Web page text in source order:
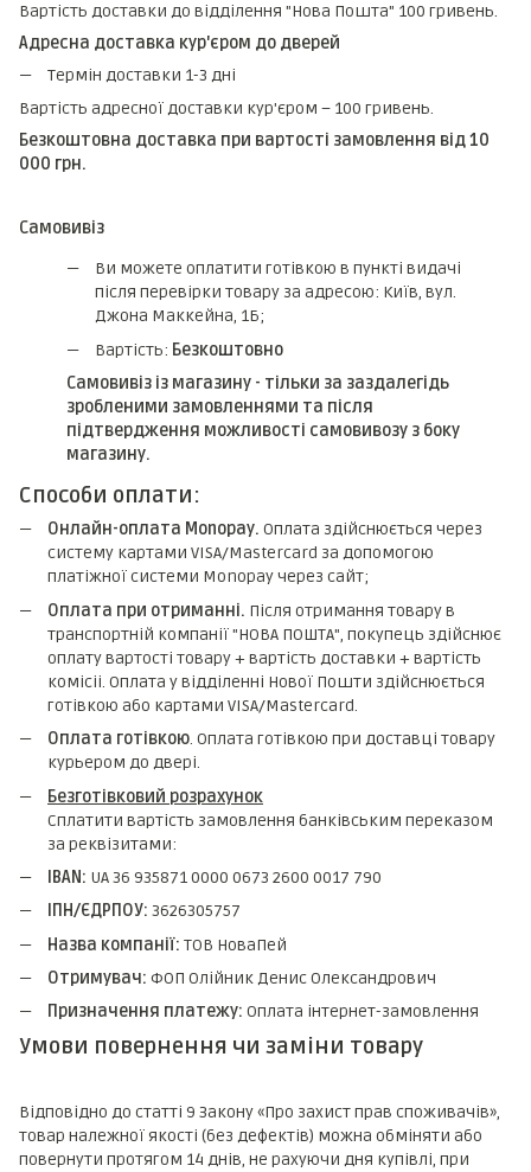
Вартість доставки до відділення "Нова Пошта" 100 гривень.
Адресна доставка кур'єром до дверей
Термін доставки 1-3 дні
Вартість адресної доставки кур'єром – 100 гривень.
Безкоштовна доставка при вартості замовлення від 10
000 грн.
Самовивіз
Ви можете оплатити готівкою в пункті видачі
після перевірки товару за адресою: Київ, вул.
Джона Маккейна, 1Б;
Вартість: Безкоштовно
Самовивіз із магазину - тільки за заздалегідь
зробленими замовленнями та після
підтвердження можливості самовивозу з боку
магазину.
Способи оплати:
Онлайн-оплата Monopay. Оплата здійснюється через
систему картами VISA/Mastercard за допомогою
платіжної системи Monopay через сайт;
Оплата при отриманні. Після отримання товару в
транспортній компанії "НОВА ПОШТА", покупець здійснює
оплату вартості товару + вартість доставки + вартість
комicii. Оплата у відділенні Нової Пошти здійснюється
готівкою або картами VISA/Mastercard.
Оплата готівкою. Оплата готівкою при доставці товару
курьером до двері.
Безготівковий розрахунок
Сплатити вартість замовлення банківським переказом
за реквізитами:
IBAN: UA 36 935871 0000 0673 2600 0017 790
ІПН/ЄДРПОУ: 3626305757
Назва компанії: ТОВ НоваПей
Отримувач: ФОП Олійник Денис Олександрович
Призначення платежу: Оплата інтернет-замовлення
Умови повернення чи заміни товару
Відповідно до статті 9 Закону «Про захист прав споживачів»,
товар належної якості (без дефектів) можна обміняти або
повернути протягом 14 днів, не рахуючи дня купівлі, при